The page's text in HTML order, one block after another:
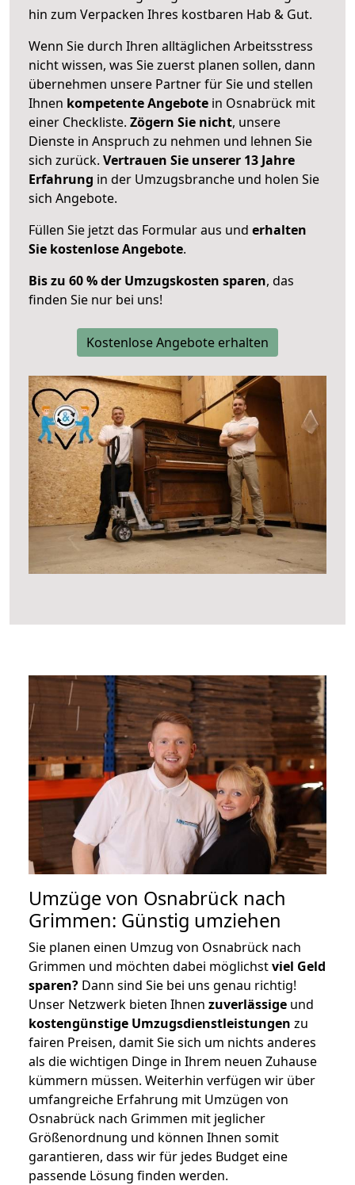
hin zum Verpacken Ihres kostbaren Hab & Gut.
Wenn Sie durch Ihren alltäglichen Arbeitsstress
nicht wissen, was Sie zuerst planen sollen, dann
übernehmen unsere Partner für Sie und stellen
Ihnen kompetente Angebote in Osnabrück mit
einer Checkliste. Zögern Sie nicht, unsere
Dienste in Anspruch zu nehmen und lehnen Sie
sich zurück. Vertrauen Sie unserer 13 Jahre
Erfahrung in der Umzugsbranche und holen Sie
sich Angebote.
Füllen Sie jetzt das Formular aus und erhalten
Sie kostenlose Angebote.
Bis zu 60 % der Umzugskosten sparen, das
finden Sie nur bei uns!
Kostenlose Angebote erhalten
Umzüge von Osnabrück nach
Grimmen: Günstig umziehen
Sie planen einen Umzug von Osnabrück nach
Grimmen und möchten dabei möglichstviel Geld
sparen? Dann sind Sie bei uns genau richtig!
Unser Netzwerk bieten Ihnen zuverlässige und
kostengünstige Umzugsdienstleistungen zu
fairen Preisen, damit Sie sich um nichts anderes
als die wichtigen Dinge in Ihrem neuen Zuhause
kümmern müssen. Weiterhin verfügen wir über
umfangreiche Erfahrung mit Umzügen von
Osnabrück nach Grimmen mit jeglicher
Größenordnung und können Ihnen somit
garantieren, dass wir für jedes Budget eine
passende Lösung finden werden.